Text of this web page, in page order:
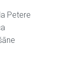
Petere